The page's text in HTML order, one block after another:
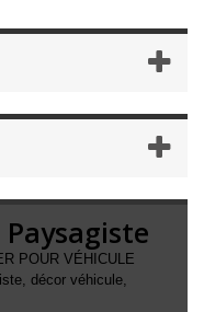
POUR VÉHICULE
décor véhicule,